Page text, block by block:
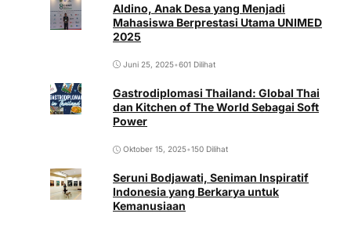
Aldino, Anak Desa yang Menjadi
Mahasiswa Berprestasi Utama UNIMED
2025
Juni 25, 2025•601 Dilihat
Gastrodiplomasi Thailand: Global Thai
dan Kitchen of The World Sebagai Soft
Power
Oktober 15, 2025•150 Dilihat
Seruni Bodjawati, Seniman Inspiratif
Indonesia yang Berkarya untuk
Kemanusiaan